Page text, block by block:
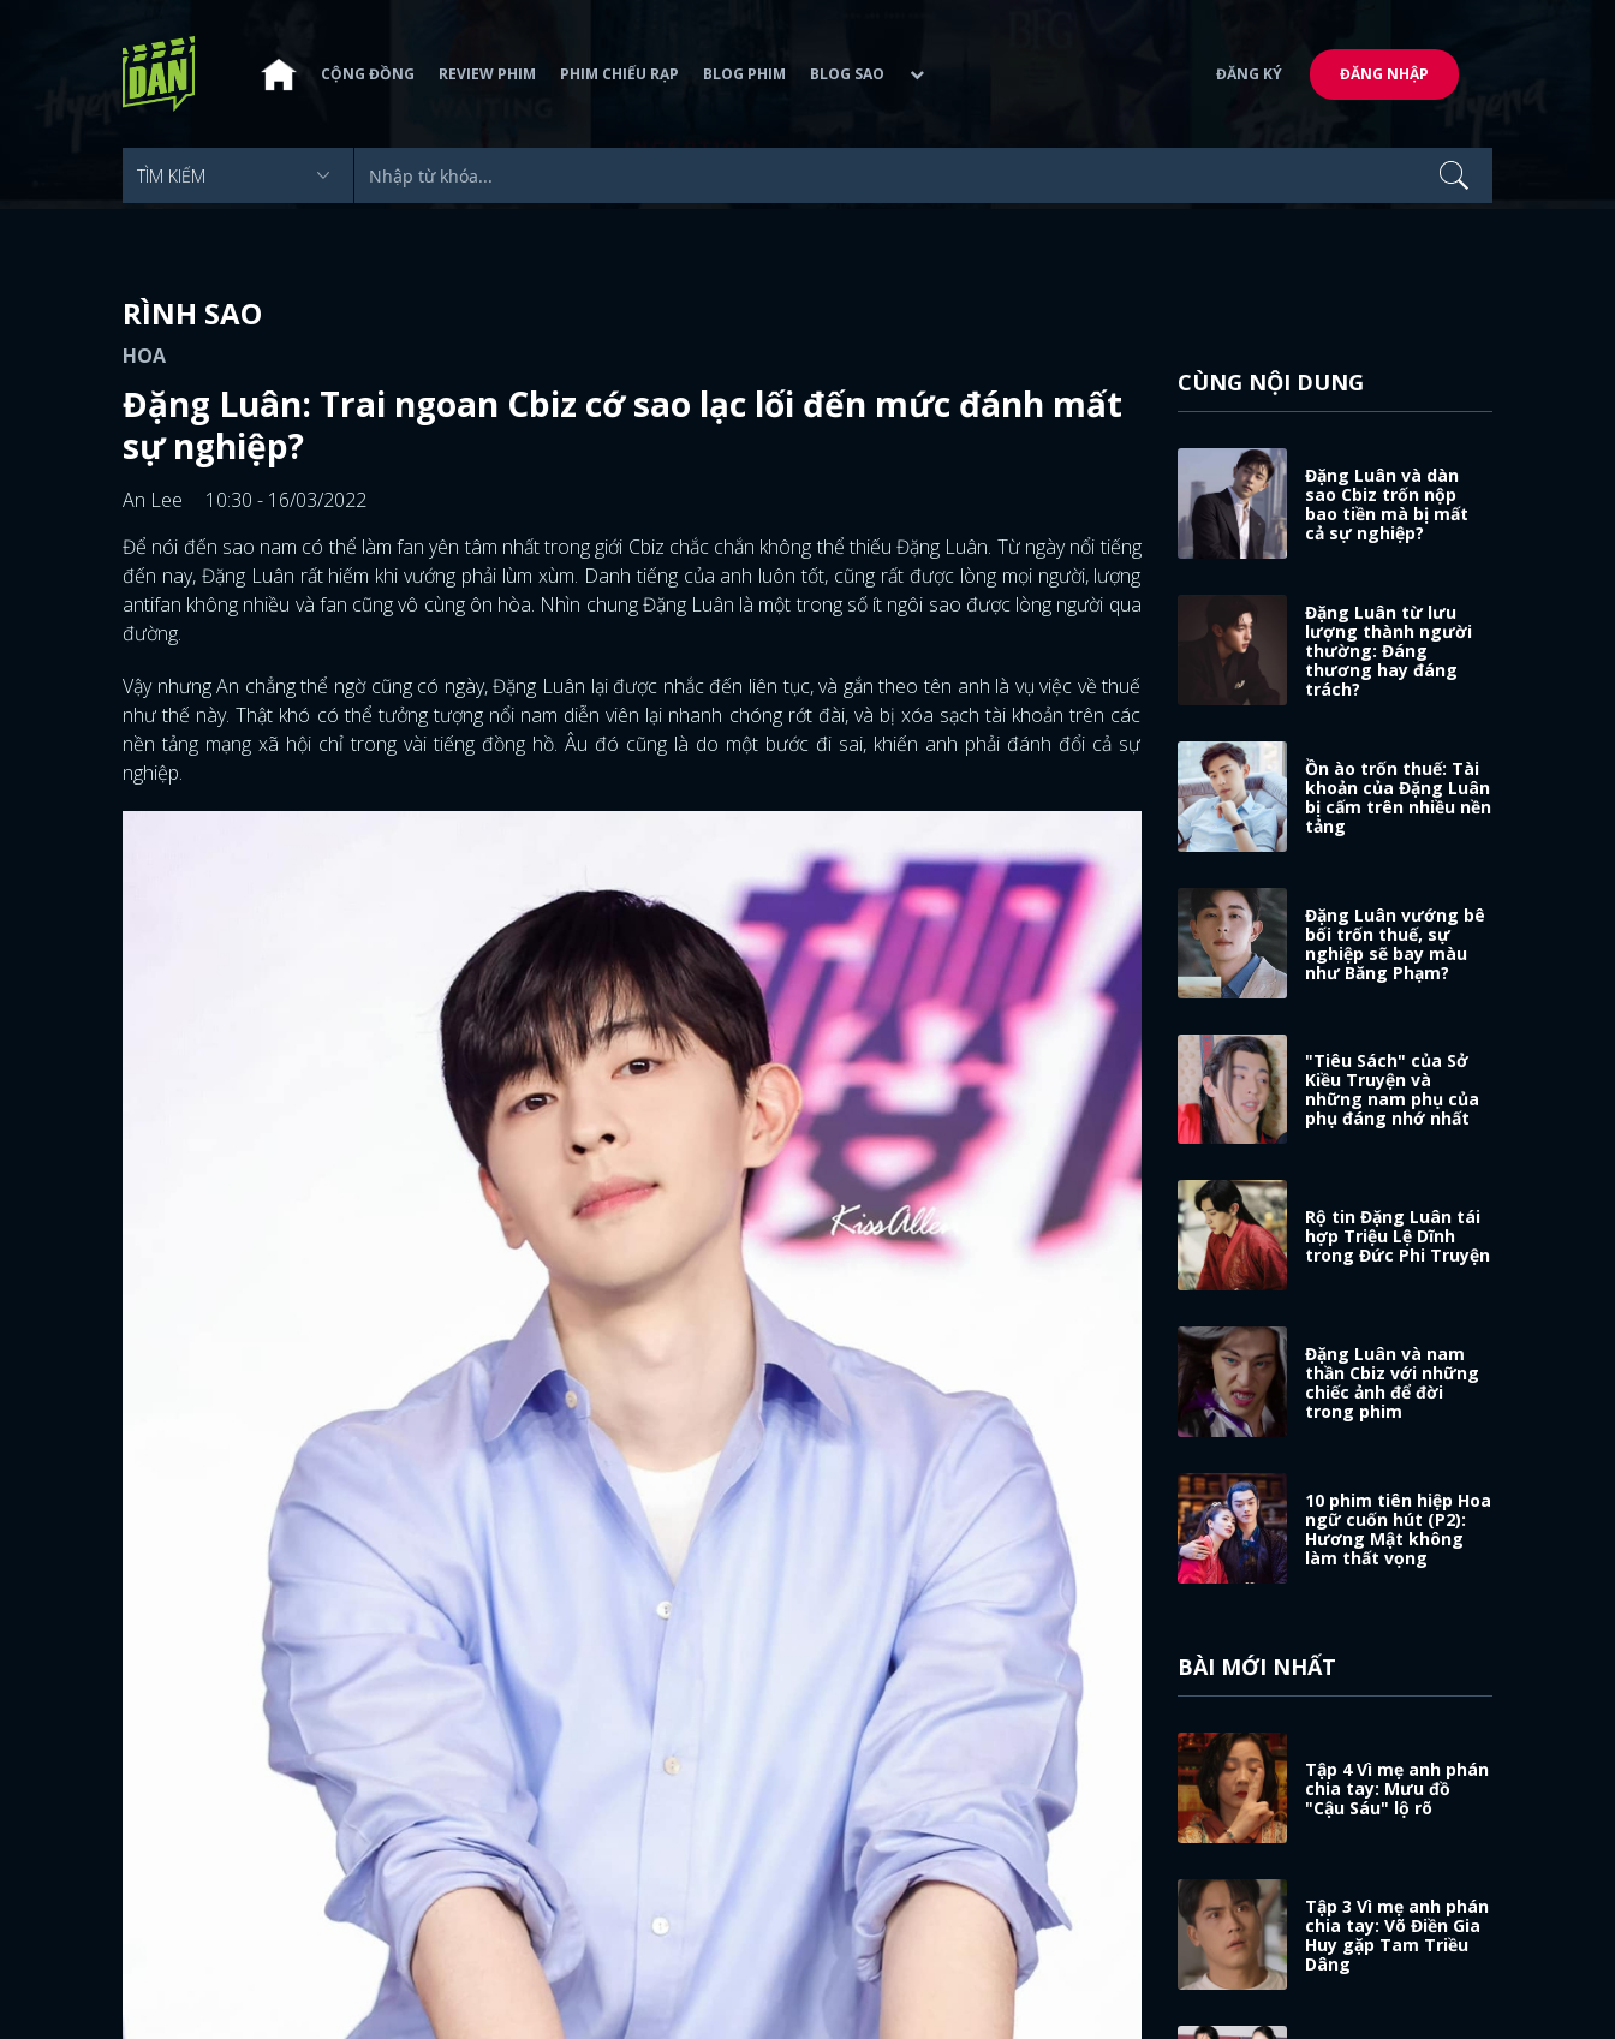
CỘNG ĐỒNG REVIEW PHIM PHIM CHIẾU RẠP BLOG PHIM BLOG SAO ĐĂNG KÝ ĐĂNG NHẬP
RÌNH SAO
HOA
Đặng Luân: Trai ngoan Cbiz cớ sao lạc lối đến mức đánh mất
sự nghiệp?
An Lee
10:30 - 16/03/2022
Để nói đến sao nam có thể làm fan yên tâm nhất trong giới Cbiz chắc chắn không thể thiếu Đặng Luân. Từ ngày nổi tiếng
đến nay, Đặng Luân rất hiếm khi vướng phải lùm xùm. Danh tiếng của anh luôn tốt, cũng rất được lòng mọi người, lượng
antifan không nhiều và fan cũng vô cùng ôn hòa. Nhìn chung Đặng Luân là một trong số ít ngôi sao được lòng người qua
đường.
Vậy nhưng An chẳng thể ngờ cũng có ngày, Đặng Luân lại được nhắc đến liên tục, và gắn theo tên anh là vụ việc về thuế
như thế này. Thật khó có thể tưởng tượng nổi nam diễn viên lại nhanh chóng rớt đài, và bị xóa sạch tài khoản trên các
nền tảng mạng xã hội chỉ trong vài tiếng đồng hồ. Âu đó cũng là do một bước đi sai, khiến anh phải đánh đổi cả sự
nghiệp.
CÙNG NỘI DUNG
Đặng Luân và dàn
sao Cbiz trốn nộp
bao tiền mà bị mất
cả sự nghiệp?
Đặng Luân từ lưu
lượng thành người
thường: Đáng
thương hay đáng
trách?
Ồn ào trốn thuế: Tài
khoản của Đặng Luân
bị cấm trên nhiều nền
tảng
Đặng Luân vướng bê
bối trốn thuế, sự
nghiệp sẽ bay màu
như Băng Phạm?
"Tiêu Sách" của Sở
Kiều Truyện và
những nam phụ của
phụ đáng nhớ nhất
Rộ tin Đặng Luân tái
hợp Triệu Lệ Dĩnh
trong Đức Phi Truyện
Đặng Luân và nam
thần Cbiz với những
chiếc ảnh để đời
trong phim
10 phim tiên hiệp Hoa
ngữ cuốn hút (P2):
Hương Mật không
làm thất vọng
BÀI MỚI NHẤT
Tập 4 Vì mẹ anh phán
chia tay: Mưu đồ
"Cậu Sáu" lộ rõ
Tập 3 Vì mẹ anh phán
chia tay: Võ Điền Gia
Huy gặp Tam Triều
Dâng